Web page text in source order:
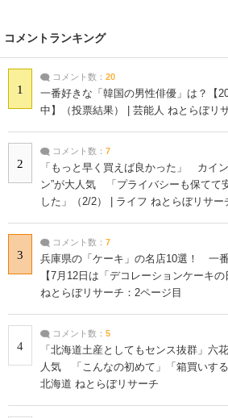
コメントランキング
1
コメント数： 20
一番好きな「韓国の男性俳優」は？【
中】（投票結果） | 芸能人 ねとらぼリ
2
コメント数： 7
「もっと早く買えば良かった」 カイ
ン”が大人気 「プライバシーも保てて
した」（2/2） | ライフ ねとらぼリサー
3
コメント数： 7
兵庫県の「ケーキ」の名店10選！ 一
【7月12日は「デコレーションケーキ
ねとらぼリサーチ：2ページ目
4
コメント数： 5
「北海道土産としてもセンス抜群」六
人気 「こんなの初めて」「箱買いする
北海道 ねとらぼリサーチ